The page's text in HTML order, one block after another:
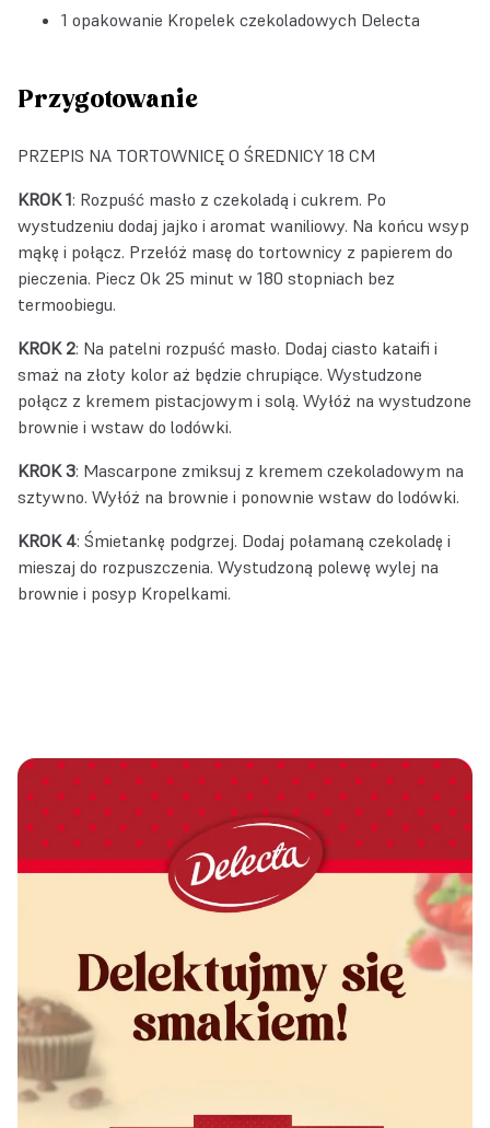
1 opakowanie Kropelek czekoladowych Delecta
Przygotowanie
PRZEPIS NA TORTOWNICĘ O ŚREDNICY 18 CM
KROK 1: Rozpuść masło z czekoladą i cukrem. Po
wystudzeniu dodaj jajko i aromat waniliowy. Na końcu wsyp
mąkę i połącz. Przełóż masę do tortownicy z papierem do
pieczenia. Piecz Ok 25 minut w 180 stopniach bez
termoobiegu.
KROK 2: Na patelni rozpuść masło. Dodaj ciasto kataifi i
smaż na złoty kolor aż będzie chrupiące. Wystudzone
połącz z kremem pistacjowym i solą. Wyłóż na wystudzone
brownie i wstaw do lodówki.
KROK 3: Mascarpone zmiksuj z kremem czekoladowym na
sztywno. Wyłóż na brownie i ponownie wstaw do lodówki.
KROK 4: Śmietankę podgrzej. Dodaj połamaną czekoladę i
mieszaj do rozpuszczenia. Wystudzoną polewę wylej na
brownie i posyp Kropelkami.